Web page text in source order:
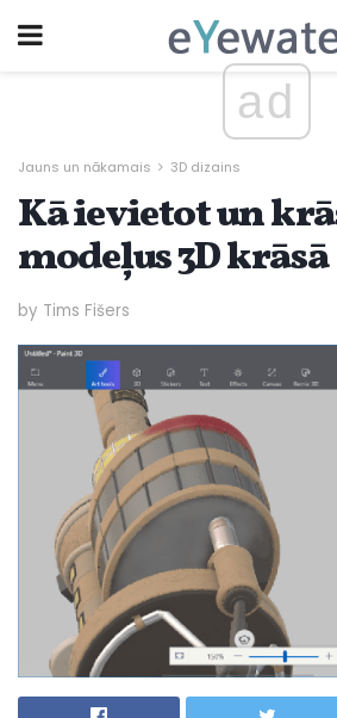
ad
Jauns un nākamais 3D dizains
Kā ievietot un
modeļus 3D krāsā
by Tims Fišers